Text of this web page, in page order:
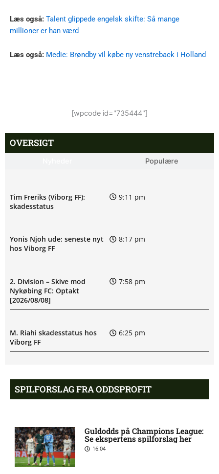
Læs også: Talent glippede engelsk skifte: Så mange
millioner er han værd
Læs også: Medie: Brøndby vil købe ny venstreback i Holland
[wpcode id="735444"]
OVERSIGT
Populære
Tim Freriks (Viborg FF):
skadesstatus
9:11 pm
Yonis Njoh ude: seneste nyt
hos Viborg FF
8:17 pm
2. Division – Skive mod
Nykøbing FC: Optakt
[2026/08/08]
7:58 pm
M. Riahi skadesstatus hos
Viborg FF
6:25 pm
skade hos Bodø/Glimt
Bodo/Glimt: Optakt,
forventede opstillinger,
skader og karantæner
[2026/08/08]
SPILFORSLAG FRA ODDSPROFIT
Guldodds på Champions League:
Se ekspertens spilforslag her
16:04